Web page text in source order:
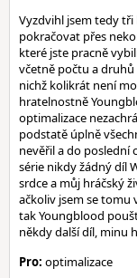
Vyzdvihl jsem tedy
pokračovat přes
které jste pracně
včetně počtu a
nichž kolikrát není
hratelnostně
optimalizace
podstatě úplně
nevěřil a do poslední
série nikdy žádný díl
srdce a můj hráčský
ačkoliv jsem se tomu
tak Youngblood
někdy další díl, minu
Pro: optimalizace